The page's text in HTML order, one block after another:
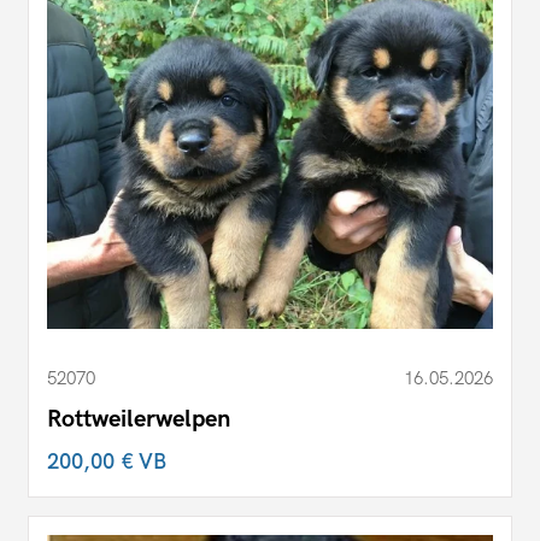
52070 16.05.2026
Rottweilerwelpen
200,00 €VB